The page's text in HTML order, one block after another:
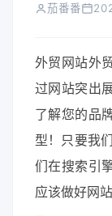
茄番番
外贸网站外
过网站突出
了解您的品
型！只要我
们在搜索引
应该做好网